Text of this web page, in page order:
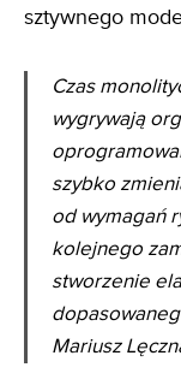
sztywnego
Czas
wygrywają
szybko
od wymagań
kolejnego
stworzenie
Mariusz